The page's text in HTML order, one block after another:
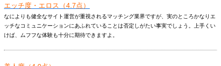
エッチ度・エロス（4.7点）
なによりも健全なサイト運営が重視されるマッチング業界ですが、実のところかなりエ
ッチなコミュニケーションにあふれていることは否定しがたい事実でしょう。上手くい
けば、ムフフな体験も十分に期待できますよ。